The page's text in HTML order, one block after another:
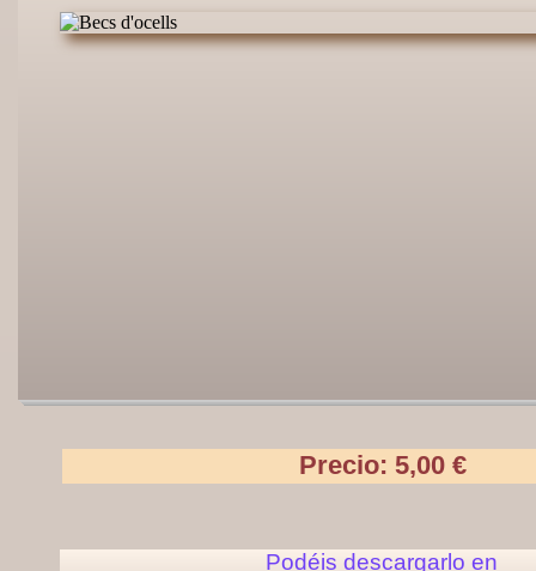
Precio: 5,00 €
Podéis descargarlo en